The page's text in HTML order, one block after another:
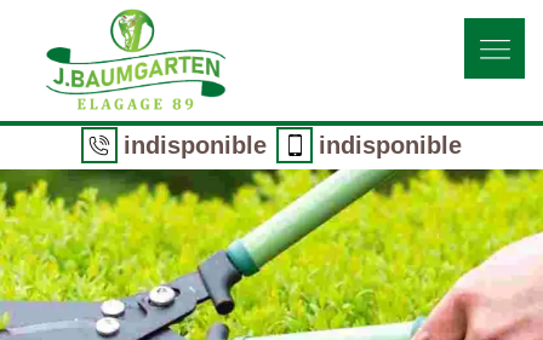
indisponible indisponible